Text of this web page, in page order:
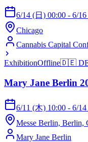
6/14 (日) 00:00 - 6/
Chicago
Cannabis Capital
ExhibitionOffline🇩🇪
Mary Jane Berlin
6/11 (木) 10:00 - 6/
Messe Berlin, Berlin,
Mary Jane Berlin